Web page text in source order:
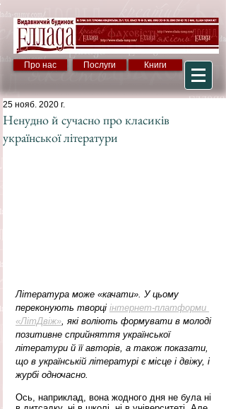
Про нас Послуги Книги
Ненудно й сучасно про класиків
української літератури
25 нояб. 2020 г.
Література може «качати». У цьому
переконують творці інтернет-платформи
«ЛітДвіж» , які воліють формувати в молоді
позитивне сприйняття української
літератури й її авторів, а також показати,
що в українській літературі є місце і двіжу, і
журбі одночасно.
Ось, наприклад, вона жодного дня не була ні